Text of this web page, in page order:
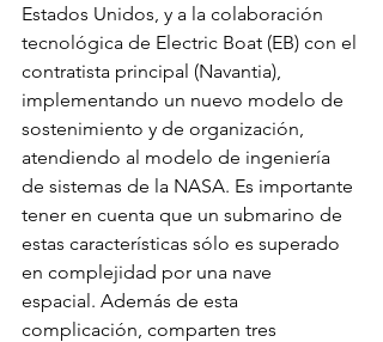
Estados Unidos, y a la colaboración
tecnológica de Electric Boat (EB) con el
contratista principal (Navantia),
implementando un nuevo modelo de
sostenimiento y de organización,
atendiendo al modelo de ingeniería
de sistemas de la NASA. Es importante
tener en cuenta que un submarino de
estas características sólo es superado
en complejidad por una nave
espacial. Además de esta
complicación, comparten tres